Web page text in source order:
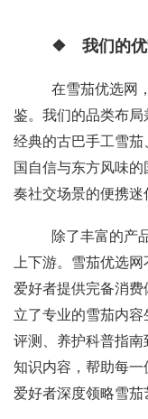
❖ 我们的优
在雪茄优选网
鉴。我们的品类布
经典的古巴手工雪
国自信与东方风味
奏社交场景的便携迷
除了丰富的产
上下游。雪茄优选
爱好者提供完备消费
立了专业的雪茄内
评测、养护科普指
知识内容，帮助每
爱好者深度领略雪茄